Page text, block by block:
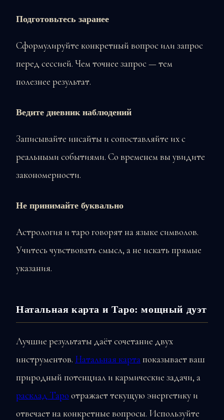
Подготовьтесь заранее
Сформулируйте конкретный вопрос или запрос
перед сессией. Чем точнее запрос — тем
полезнее результат.
Ведите дневник наблюдений
Записывайте инсайты и сопоставляйте их с
реальными событиями. Со временем вы увидите
закономерности.
Не принимайте буквально
Астрология и таро говорят на языке символов.
Учитесь чувствовать смысл, а не искать прямые
указания.
Натальная карта и Таро: мощный дуэт
Лучшие результаты даёт сочетание двух
инструментов. Натальная картапоказывает ваш
природный потенциал и кармические задачи, а
расклад Таро отражает текущую энергетику и
отвечает на конкретные вопросы. Используйте